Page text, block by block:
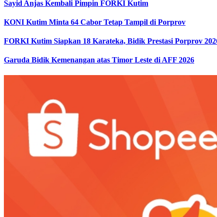
Sayid Anjas Kembali Pimpin FORKI Kutim
KONI Kutim Minta 64 Cabor Tetap Tampil di Porprov
FORKI Kutim Siapkan 18 Karateka, Bidik Prestasi Porprov
Garuda Bidik Kemenangan atas Timor Leste di AFF 2026